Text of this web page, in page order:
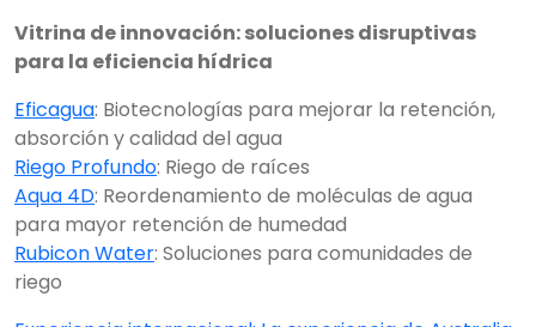
Vitrina de innovación: soluciones disruptivas
para la eficiencia hídrica
Eficagua: Biotecnologías para mejorar la retención,
absorción y calidad del agua
Riego Profundo: Riego de raíces
Aqua 4D: Reordenamiento de moléculas de agua
para mayor retención de humedad
Rubicon Water: Soluciones para comunidades de
riego